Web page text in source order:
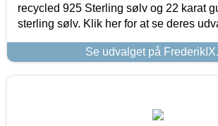
recycled 925 Sterling sølv og 22 karat
sterling sølv. Klik her for at se deres
Se udvalget på